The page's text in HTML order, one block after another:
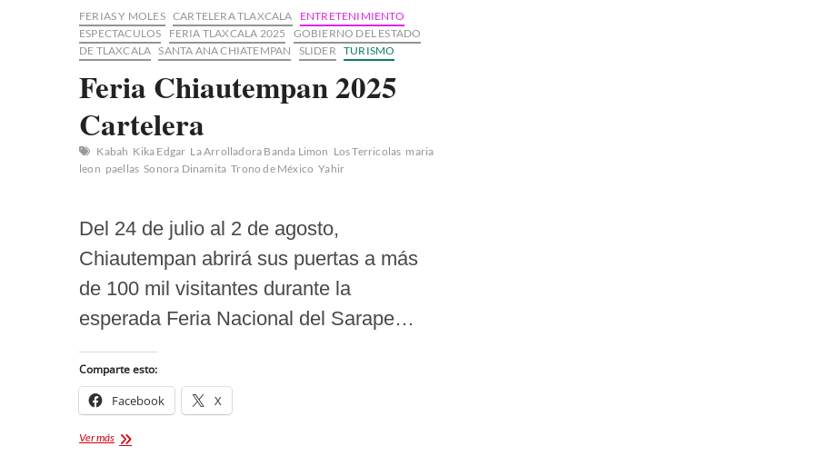
FERIAS Y MOLES CARTELERA TLAXCALA
ENTRETENIMIENTO
ESPECTACULOS
FERIA TLAXCALA 2025
GOBIERNO DEL ESTADO
DE TLAXCALA SANTA ANA CHIATEMPAN SLIDER TURISMO
Feria Chiautempan 2025
Cartelera
Kabah Kika Edgar La Arrolladora Banda Limon Los Terricolas maria
leon paellas Sonora Dinamita Trono de México Yahir
Del 24 de julio al 2 de agosto,
Chiautempan abrirá sus puertas a más
de 100 mil visitantes durante la
esperada Feria Nacional del Sarape…
Comparte esto:
Facebook X
Ver másFeria